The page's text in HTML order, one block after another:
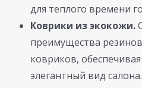
для теплого времени
Коврики из экокожи.
преимущества
ковриков,
элегантный вид салона.